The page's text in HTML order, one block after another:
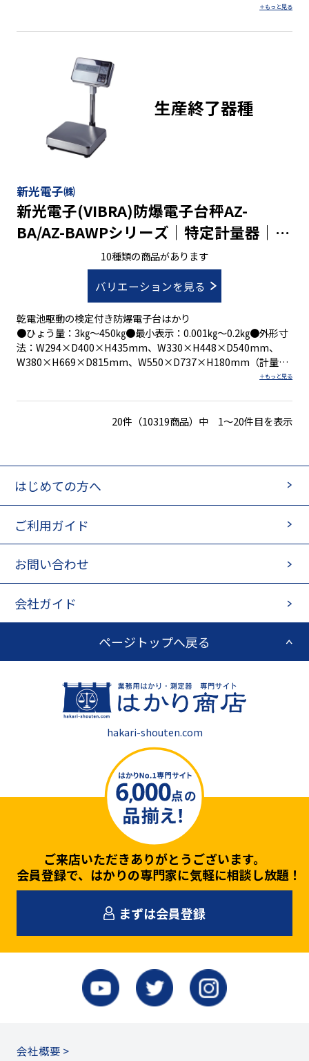
W550×D700mm
●見やすいＬＥＤバックライト付き大型表示
●表示スピードが大幅アップ
●電池寿命は３,５００時間の長寿命
●選べる検定品と無検定品
新光電子㈱
新光電子(VIBRA)防爆電子台秤AZ-
BA/AZ-BAWPシリーズ｜特定計量器｜最
小表示1g～0.2㎏ ひょう量3㎏～450㎏
10種類の商品があります
バリエーションを見る
乾電池駆動の検定付き防爆電子台はかり
●ひょう量：3㎏～450㎏●最小表示：0.001㎏～0.2㎏●外形寸
法：W294×D400×H435mm、W330×H448×D540mm、
W380×H669×D815mm、W550×D737×H180mm（計量
W380×D654×H816mm●積載面寸法：200×250mm、
330×310mm、380×530mm、550×700mm、
・AZ-BA：ベーシックタイプ/AZ-BAWP：防塵防水タイプ
・本質安全防爆構造Ｅx ia ⅡＢ Ｔ４適合
・AZ-BA：乾電池駆動で連続約1000時間駆動
・AZ-BAWP：連続約400時間駆動
・ＩＰ６５規格適合の防塵・防水構造ＡＺ-ＢＡＷＰシリーズも
生産終了器種
20件（10319商品）中 1～20件目を表示
会社概要 >
ご来店いただきありがとうございます。
会員登録で、はかりの専門家に気軽に相談し放題！
まずは会員登録
はじめての方へ
ご利用ガイド
お問い合わせ
会社ガイド
ページトップへ戻る
hakari-shouten.com